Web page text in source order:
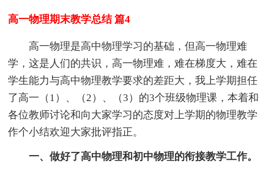
高一物理期末教学总结 篇4
高一物理是高中物理学习的基础，但高一物理难
学，这是人们的共识，高一物理难，难在梯度大，难在
学生能力与高中物理教学要求的差距大，我上学期担任
了高一（1）、（2）、（3）的3个班级物理课，本着和
各位教师讨论和向大家学习的态度对上学期的物理教学
作个小结欢迎大家批评指正。
一、做好了高中物理和初中物理的衔接教学工作。